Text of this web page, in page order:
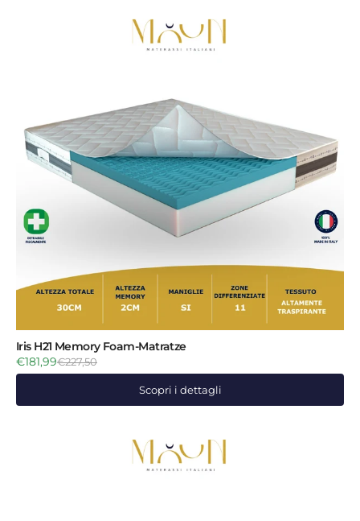
Iris H21 Memory Foam-Matratze
€181,99€227,50
Scopri i dettagli